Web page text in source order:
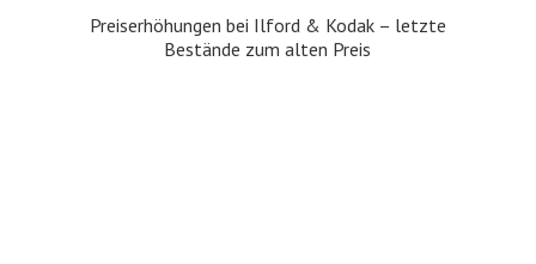
Preiserhöhungen bei Ilford & Kodak – letzte
Bestände zumalten Preis